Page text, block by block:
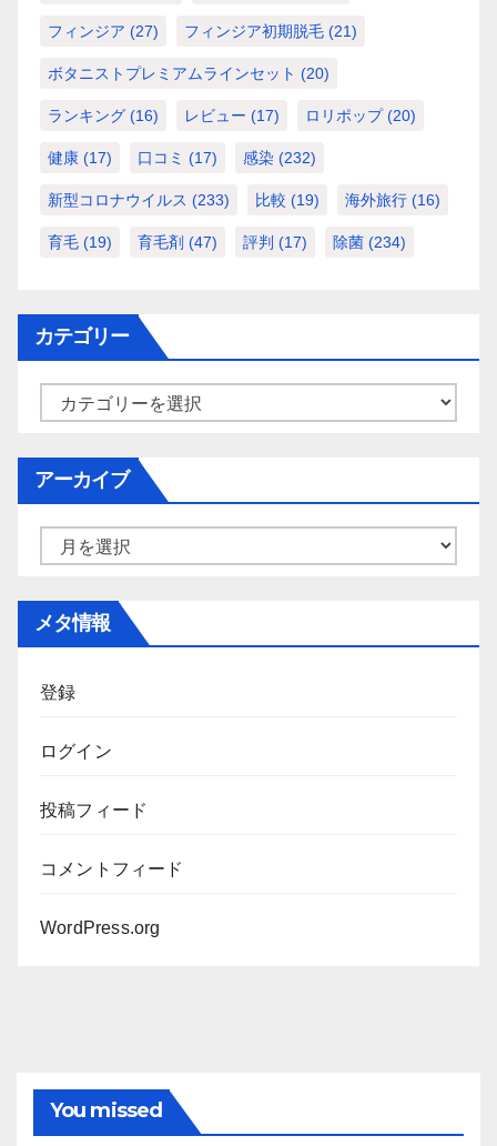
フィンジア (27) フィンジア初期脱毛 (21)
ボタニストプレミアムラインセット (20)
ランキング (16) レビュー (17) ロリポップ(20)
健康 (17) 口コミ (17) 感染 (232)
新型コロナウイルス (233) 比較 (19) 海外旅行 (16)
育毛 (19) 育毛剤 (47) 評判 (17) 除菌 (234)
カテゴリー
ー
アーカイブ
メタ情報
登録
ログイン
投稿フィード
コメントフィード
WordPress.org
You missed